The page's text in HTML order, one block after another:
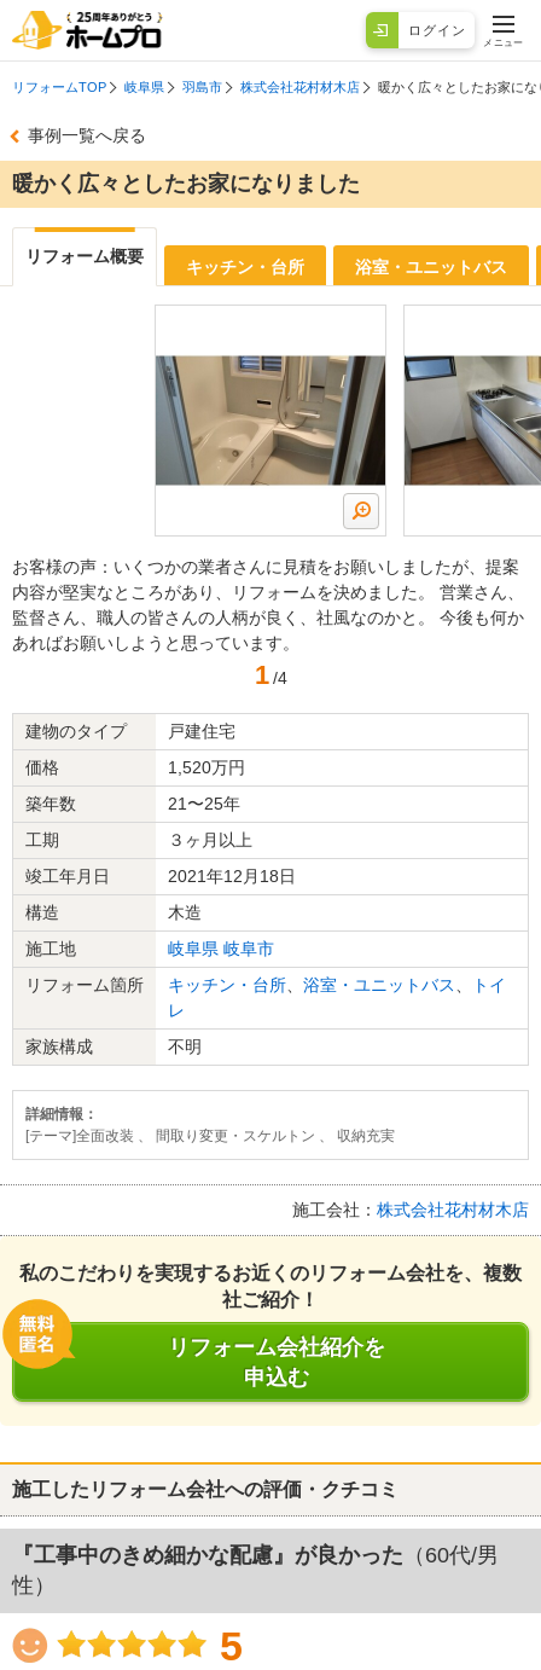
ログイン
メニュー
リフォームTOP 岐阜県 羽島市 株式会社花村材木店 暖かく広々としたお家にな
事例一覧へ戻る
暖かく広々としたお家になりました
リフォーム概要
キッチン・台所 浴室・ユニットバス
お客様の声：いくつかの業者さんに見積をお願いしましたが、提案
内容が堅実なところがあり、リフォームを決めました。 営業さん、
監督さん、職人の皆さんの人柄が良く、社風なのかと。 今後も何か
あればお願いしようと思っています。
1 /4
建物のタイプ
戸建住宅
価格
1,520万円
築年数
21〜25年
工期
３ヶ月以上
竣工年月日
2021年12月18日
構造
木造
施工地
岐阜県 岐阜市
リフォーム箇所
キッチン・台所 浴室・ユニットバス
トイ
レ
家族構成
不明
詳細情報：
[テーマ]全面改装 、 間取り変更・スケルトン 、 収納充実
施工会社： 株式会社花村材木店
私のこだわりを実現するお近くのリフォーム会社を、複数
社ご紹介！
リフォーム会社紹介を
申込む
施工したリフォーム会社への評価・クチコミ
『工事中のきめ細かな配慮』が良かった （60代/男
性）
5